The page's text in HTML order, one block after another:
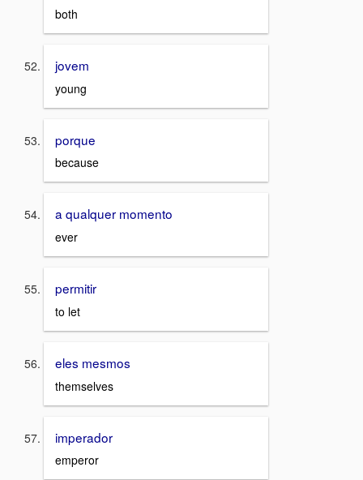
both
jovem
young
porque
because
a qualquer momento
ever
permitir
to let
eles mesmos
themselves
imperador
emperor